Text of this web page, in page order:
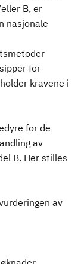
B, er
nasjonale
for
kravene i
for de
av
B. Her stilles
av